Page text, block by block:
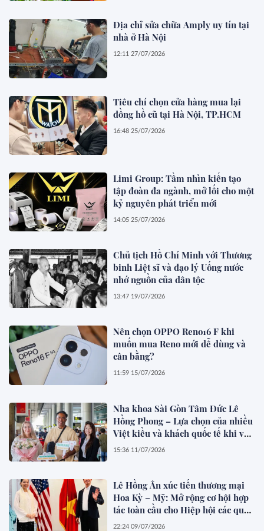
Địa chỉ sửa chữa Amply uy tín tại
nhà ở Hà Nội
12:11 27/07/2026
Tiêu chí chọn cửa hàng mua lại
đồng hồ cũ tại Hà Nội, TP.HCM
16:48 25/07/2026
Limi Group: Tầm nhìn kiến tạo
tập đoàn đa ngành, mở lối cho một
kỷ nguyên phát triển mới
14:05 25/07/2026
Chủ tịch Hồ Chí Minh với Thương
binh Liệt sĩ và đạo lý Uống nước
nhớ nguồn của dân tộc
13:47 19/07/2026
Nên chọn OPPO Reno16 F khi
muốn mua Reno mới dễ dùng và
cân bằng?
11:59 15/07/2026
Nha khoa Sài Gòn Tâm Đức Lê
Hồng Phong – Lựa chọn của nhiều
Việt kiều và khách quốc tế khi về
Việt Nam làm răng
15:36 11/07/2026
Lê Hồng Ân xúc tiến thương mại
Hoa Kỳ – Mỹ: Mở rộng cơ hội hợp
tác toàn cầu cho Hiệp hội các quốc
gia Đông Nam Á (ASEAN)
22:24 09/07/2026